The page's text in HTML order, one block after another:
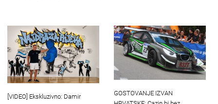
[VIDEO] Ekskluzivno: Damir
GOSTOVANJE IZVAN